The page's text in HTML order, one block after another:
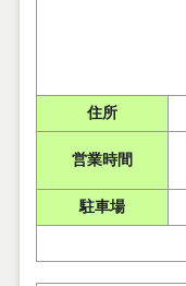
住所
営業時間
駐車場